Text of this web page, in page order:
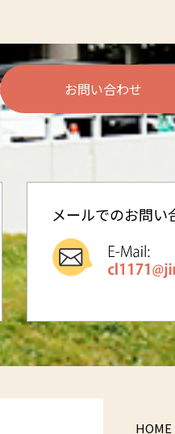
お問い合わせ
メールでのお問い
HOME